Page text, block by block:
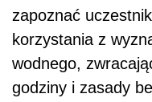
zapoznać
korzystania z
wodnego,
godziny i zasady